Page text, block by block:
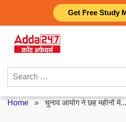
Get Free Study
content
Search
Home »चुनाव आयोग ने छह महीनों में...